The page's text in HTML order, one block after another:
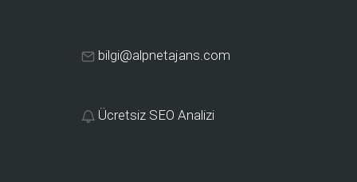
bilgi@alpnetajans.com
Ücretsiz SEO Analizi